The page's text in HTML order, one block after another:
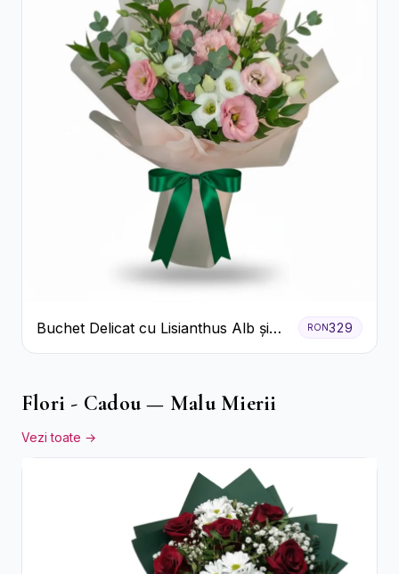
Buchet Delicat cu Lisianthus Alb și
Roz
RON329
Flori - Cadou — Malu Mierii
Vezi toate →